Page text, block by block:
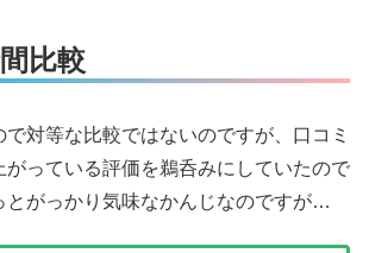
比較
対等な比較ではないのですが、口コミ
がっている評価を鵜呑みにしていたので
とがっかり気味なかんじなのですが…